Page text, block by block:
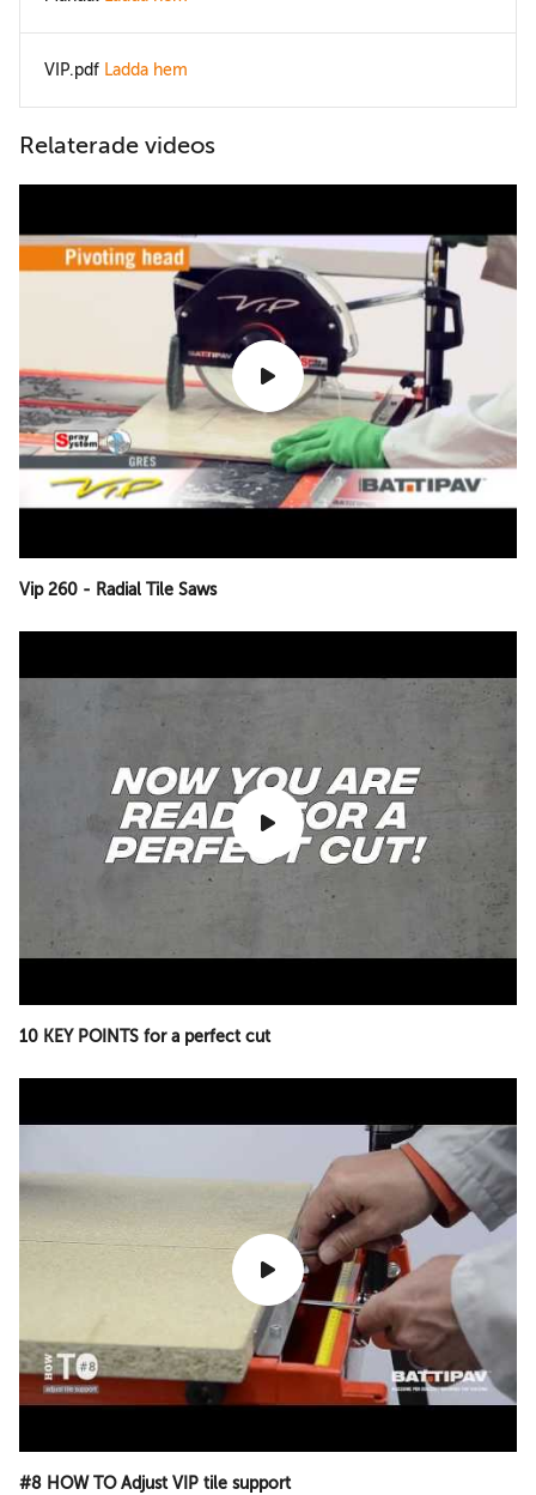
VIP.pdf Ladda hem
Relaterade videos
Vip 260 - Radial Tile Saws
10 KEY POINTS for a perfect cut
#8 HOW TO Adjust VIP tile support